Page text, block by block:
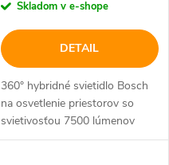
Skladom v e-shope
DETAIL
360° hybridné svietidlo Bosch
na osvetlenie priestorov so
svietivosťou 7500 lúmenov